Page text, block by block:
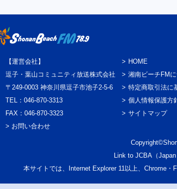
【運営会社】
逗子・葉山コミュニティ放送株式会社
〒249-0003 神奈川県逗子市池子2-5-6
TEL：046-870-3313
FAX：046-870-3323
> お問い合わせ
HOME
湘南ビーチFM
特定商取引法に
個人情報保護方
サイトマップ
Link to JCBA（
本サイトでは、Internet Explorer 11以上、Chrome